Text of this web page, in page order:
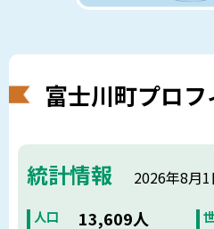
富士川町プロフ
統計情報 2026年8月
人口 13,609人